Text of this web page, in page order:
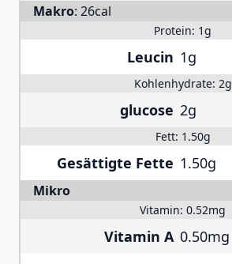
Makro: 26cal
Protein: 1g
Leucin 1g
Kohlenhydrate: 2g
glucose 2g
Fett: 1.50g
Gesättigte Fette 1.50g
Mikro
Vitamin: 0.52mg
Vitamin A 0.50mg